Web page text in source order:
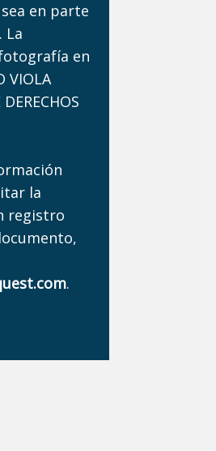
en parte
La
en
VIOLA
la
registro
.